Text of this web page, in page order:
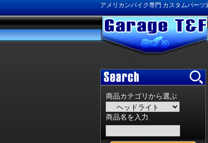
アメリカンバイク専門 カスタムパーツ
商品カテゴリから選ぶ
商品名を入力